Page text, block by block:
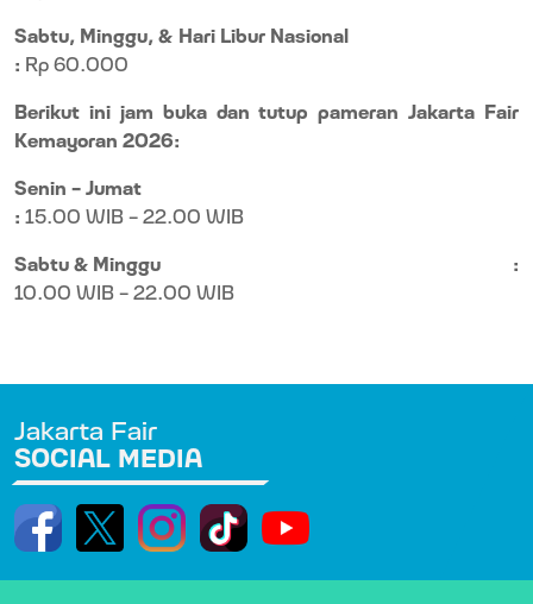
Sabtu, Minggu, & Hari Libur Nasional
: Rp 60.000
Berikut ini jam buka dan tutup pameran Jakarta Fair
Kemayoran 2026:
Senin – Jumat
: 15.00 WIB – 22.00 WIB
Sabtu & Minggu
:
10.00 WIB – 22.00 WIB
Jakarta Fair
SOCIAL MEDIA